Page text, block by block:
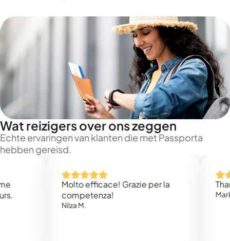
Wat reizigers over ons zeggen
Echte ervaringen van klanten die met Passporta
hebben gereisd.
Molto efficace! Grazie per la
competenza!
Thank